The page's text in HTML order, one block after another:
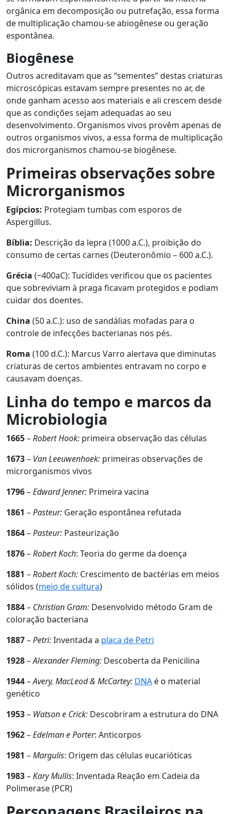
orgânica em decomposição ou putrefação, essa forma
de multiplicação chamou-se abiogênese ou geração
espontânea.
Biogênese
Outros acreditavam que as “sementes” destas criaturas
microscópicas estavam sempre presentes no ar, de
onde ganham acesso aos materiais e ali crescem desde
que as condições sejam adequadas ao seu
desenvolvimento. Organismos vivos provêm apenas de
outros organismos vivos, a essa forma de multiplicação
dos microrganismos chamou-se biogênese.
Primeiras observações sobre
Microrganismos
Egípcios: Protegiam tumbas com esporos de
Aspergillus.
Bíblia: Descrição da lepra (1000 a.C.), proibição do
consumo de certas carnes (Deuteronômio – 600 a.C.).
Grécia (~400aC): Tucídides verificou que os pacientes
que sobreviviam à praga ficavam protegidos e podiam
cuidar dos doentes.
China (50 a.C.): uso de sandálias mofadas para o
controle de infecções bacterianas nos pés.
Roma (100 d.C.): Marcus Varro alertava que diminutas
criaturas de certos ambientes entravam no corpo e
causavam doenças.
Linha do tempo e marcos da
Microbiologia
1665–Robert Hook: primeira observação das células
1673– Van Leeuwenhoek: primeiras observações de
microrganismos vivos
1796–Edward Jenner: Primeira vacina
1861 –Pasteur: Geração espontânea refutada
1864–Pasteur: Pasteurização
1876–Robert Koch: Teoria do germe da doença
1881 –Robert Koch: Crescimento de bactérias em meios
sólidos (meio de cultura)
1884– Christian Gram: Desenvolvido método Gram de
coloração bacteriana
1887–Petri:Inventada a placa de Petri
1928–Alexander Fleming: Descoberta da Penicilina
1944–Avery, MacLeod & McCartey: DNA é o material
genético
1953– Watson e Crick: Descobriram a estrutura do DNA
1962–Edelman e Porter: Anticorpos
1981 –Margulis: Origem das células eucarióticas
1983–Kary Mullis: Inventada Reação em Cadeia da
Polimerase (PCR)